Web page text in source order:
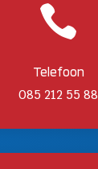

Telefoon
085 212 55 88